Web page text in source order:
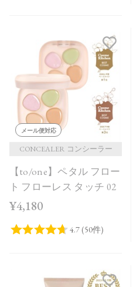
メール便対応
CONCEALER コンシーラー
【to/one】ペタル フロー
ト フローレス タッチ 02
¥4,180